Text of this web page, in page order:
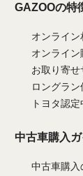
GAZOOの特
オンライン
オンライン
お取り寄せ
ロングラン
トヨタ認定
中古車購入
中古車購入